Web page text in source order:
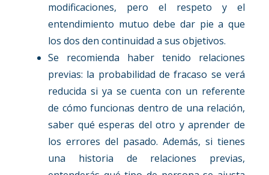
modificaciones, pero el respeto y el
entendimiento mutuo debe dar pie a que
los dos den continuidad a sus objetivos.
Se recomienda haber tenido relaciones
previas: la probabilidad de fracaso se verá
reducida si ya se cuenta con un referente
de cómo funcionas dentro de una relación,
saber qué esperas del otro y aprender de
los errores del pasado. Además, si tienes
una historia de relaciones previas,